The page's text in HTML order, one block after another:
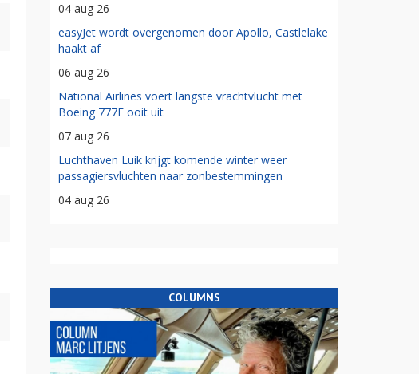
04 aug 26
easyJet wordt overgenomen door Apollo, Castlelake
haakt af
06 aug 26
National Airlines voert langste vrachtvlucht met
Boeing 777F ooit uit
07 aug 26
Luchthaven Luik krijgt komende winter weer
passagiersvluchten naar zonbestemmingen
04 aug 26
COLUMNS